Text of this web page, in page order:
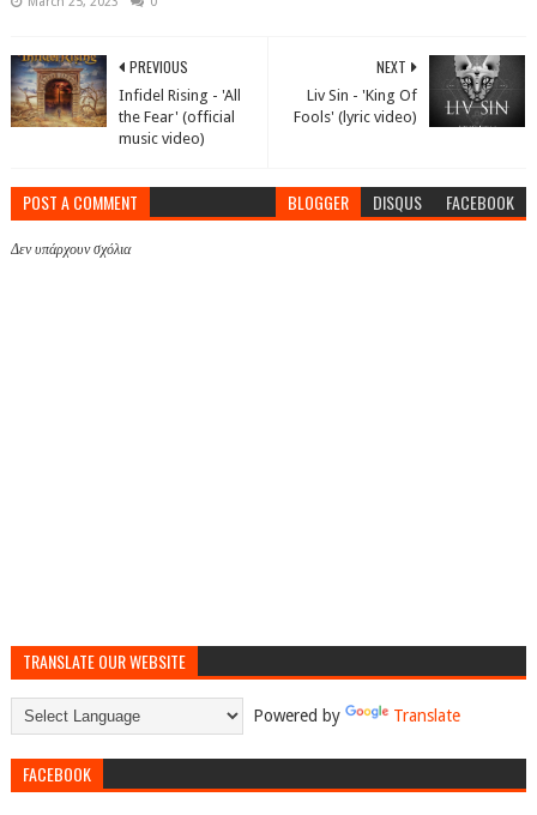
NEXT
Liv Sin - 'King Of
Fools' (lyric video)
PREVIOUS
Infidel Rising - 'All
the Fear' (official
music video)
POST A COMMENT BLOGGER DISQUS FACEBOOK
Δεν υπάρχουν σχόλια
TRANSLATE OUR WEBSITE
Powered by Translate
FACEBOOK